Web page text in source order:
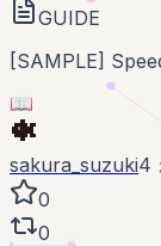
GUIDE
[SAMPLE]
📖
sakura_suzuki4
0
0